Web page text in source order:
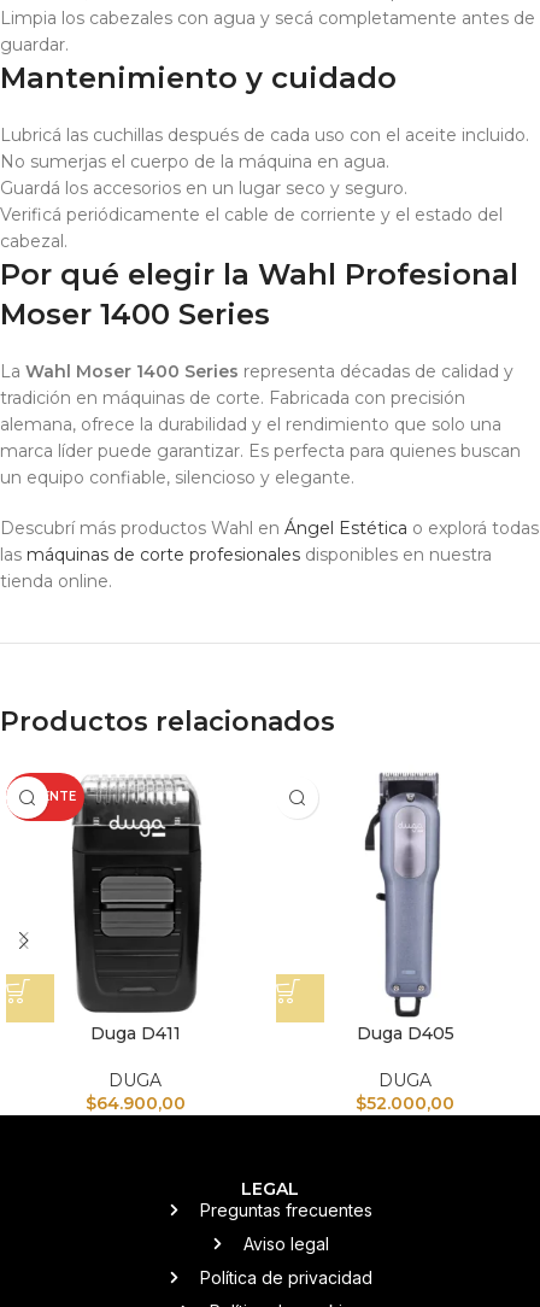
Limpia los cabezales con agua y secá completamente antes de
guardar.
Mantenimiento y cuidado
Lubricá las cuchillas después de cada uso con el aceite incluido.
No sumerjas el cuerpo de la máquina en agua.
Guardá los accesorios en un lugar seco y seguro.
Verificá periódicamente el cable de corriente y el estado del
cabezal.
Por qué elegir la Wahl Profesional
Moser 1400 Series
La Wahl Moser 1400 Series representa décadas de calidad y
tradición en máquinas de corte. Fabricada con precisión
alemana, ofrece la durabilidad y el rendimiento que solo una
marca líder puede garantizar. Es perfecta para quienes buscan
un equipo confiable, silencioso y elegante.
Descubrí más productos Wahl en Ángel Estética o explorá todas
las máquinas de corte profesionales disponibles en nuestra
tienda online.
Productos relacionados
CALIENTE
Duga D411
DUGA
$64.900,00
Duga D405
DUGA
$52.000,00
LEGAL
Preguntas frecuentes
Aviso legal
Política de privacidad